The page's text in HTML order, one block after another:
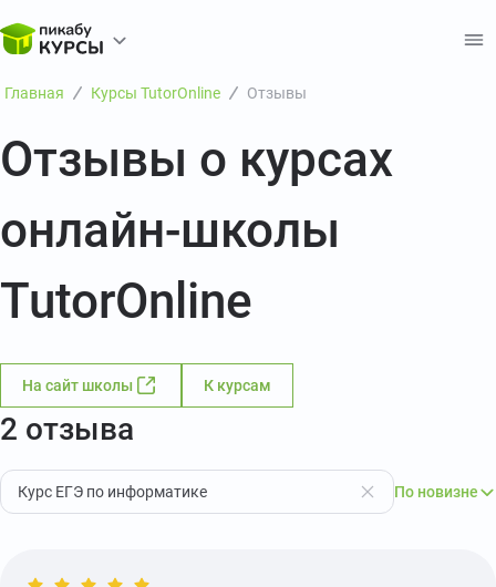
Главная Курсы TutorOnline Отзывы
Отзывы о курсах
онлайн-школы
TutorOnline
На сайт школы К курсам
2 отзыва
Курс ЕГЭ по информатике По новизне